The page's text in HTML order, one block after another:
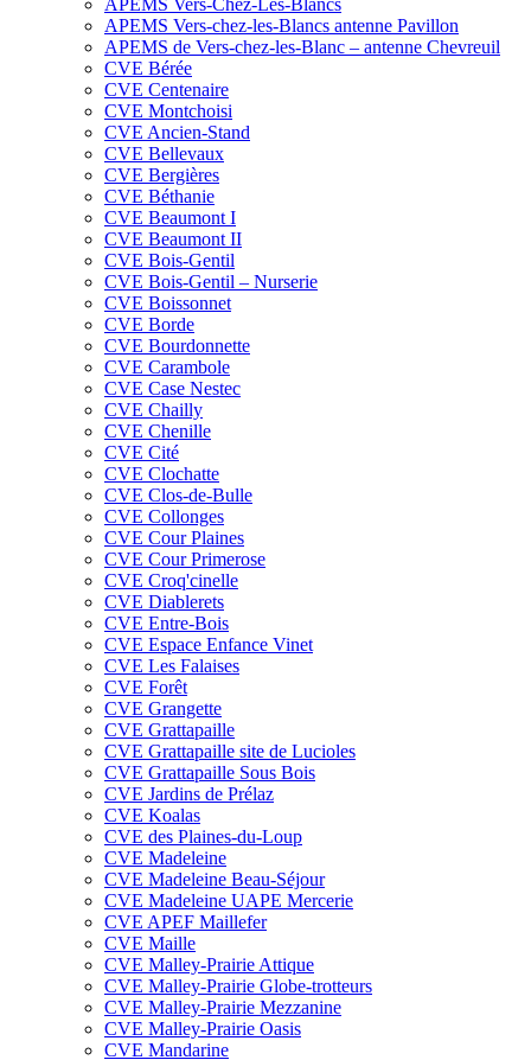
APEMS Vers-chez-les-Blancs antenne Pavillon
APEMS de Vers-chez-les-Blanc – antenne Chevreuil
CVE Bérée
CVE Centenaire
CVE Montchoisi
CVE Ancien-Stand
CVE Bellevaux
CVE Bergières
CVE Béthanie
CVE Beaumont I
CVE Beaumont II
CVE Bois-Gentil
CVE Bois-Gentil – Nurserie
CVE Boissonnet
CVE Borde
CVE Bourdonnette
CVE Carambole
CVE Case Nestec
CVE Chailly
CVE Chenille
CVE Cité
CVE Clochatte
CVE Clos-de-Bulle
CVE Collonges
CVE Cour Plaines
CVE Cour Primerose
CVE Croq'cinelle
CVE Diablerets
CVE Entre-Bois
CVE Espace Enfance Vinet
CVE Les Falaises
CVE Forêt
CVE Grangette
CVE Grattapaille
CVE Grattapaille site de Lucioles
CVE Grattapaille Sous Bois
CVE Jardins de Prélaz
CVE Koalas
CVE des Plaines-du-Loup
CVE Madeleine
CVE Madeleine Beau-Séjour
CVE Madeleine UAPE Mercerie
CVE APEF Maillefer
CVE Maille
CVE Malley-Prairie Attique
CVE Malley-Prairie Globe-trotteurs
CVE Malley-Prairie Mezzanine
CVE Malley-Prairie Oasis
CVE Mandarine